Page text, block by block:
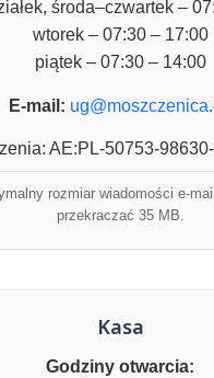
środa–czwartek –
wtorek – 07:30 – 17:00
piątek – 07:30 – 14:00
E-mail:
AE:PL-50753-
rozmiar wiadomości e-
przekraczać 35 MB.
Kasa
Godziny otwarcia: